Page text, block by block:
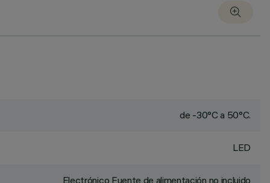
de -30°C a 50°C.
LED
Electrónico Fuente de alimentación no incluido